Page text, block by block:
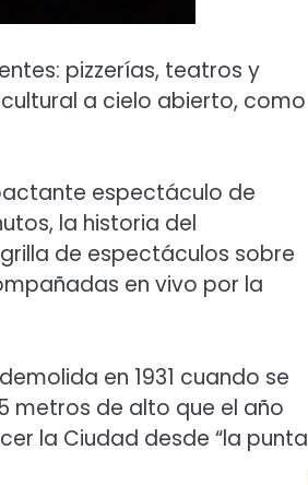
pizzerías, teatros y
a cielo abierto, como
espectáculo de
la historia del
de espectáculos sobre
en vivo por la
en 1931 cuando se
metros de alto que el año
la Ciudad desde “la punta